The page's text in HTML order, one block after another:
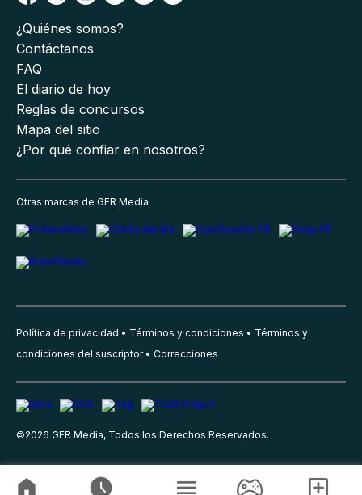
¿Quiénes somos?
Contáctanos
FAQ
El diario de hoy
Reglas de concursos
Mapa del sitio
¿Por qué confiar en nosotros?
Otras marcas de GFR Media
Política de privacidad Términos y condiciones
Términos y
condiciones del suscriptor
Correcciones
©2026 GFR Media, Todos los Derechos Reservados.